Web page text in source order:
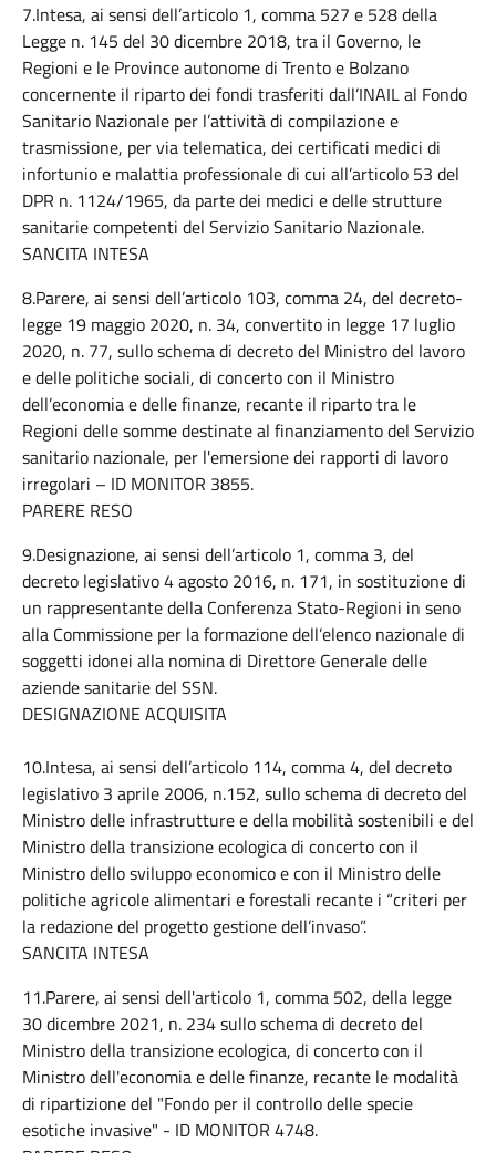
7.Intesa, ai sensi dell’articolo 1, comma 527 e 528 della
Legge n. 145 del 30 dicembre 2018, tra il Governo, le
Regioni e le Province autonome di Trento e Bolzano
concernente il riparto dei fondi trasferiti dall’INAIL al Fondo
Sanitario Nazionale per l’attività di compilazione e
trasmissione, per via telematica, dei certificati medici di
infortunio e malattia professionale di cui all’articolo 53 del
DPR n. 1124/1965, da parte dei medici e delle strutture
sanitarie competenti del Servizio Sanitario Nazionale.
SANCITA INTESA
8.Parere, ai sensi dell’articolo 103, comma 24, del decreto-
legge 19 maggio 2020, n. 34, convertito in legge 17 luglio
2020, n. 77, sullo schema di decreto del Ministro del lavoro
e delle politiche sociali, di concerto con il Ministro
dell’economia e delle finanze, recante il riparto tra le
Regioni delle somme destinate al finanziamento del Servizio
sanitario nazionale, per l'emersione dei rapporti di lavoro
irregolari – ID MONITOR 3855.
PARERE RESO
9.Designazione, ai sensi dell’articolo 1, comma 3, del
decreto legislativo 4 agosto 2016, n. 171, in sostituzione di
un rappresentante della Conferenza Stato-Regioni in seno
alla Commissione per la formazione dell’elenco nazionale di
soggetti idonei alla nomina di Direttore Generale delle
aziende sanitarie del SSN.
DESIGNAZIONE ACQUISITA
10.Intesa, ai sensi dell’articolo 114, comma 4, del decreto
legislativo 3 aprile 2006, n.152, sullo schema di decreto del
Ministro delle infrastrutture e della mobilità sostenibili e del
Ministro della transizione ecologica di concerto con il
Ministro dello sviluppo economico e con il Ministro delle
politiche agricole alimentari e forestali recante i “criteri per
la redazione del progetto gestione dell’invaso”.
SANCITA INTESA
11.Parere, ai sensi dell'articolo 1, comma 502, della legge
30 dicembre 2021, n. 234 sullo schema di decreto del
Ministro della transizione ecologica, di concerto con il
Ministro dell'economia e delle finanze, recante le modalità
di ripartizione del "Fondo per il controllo delle specie
esotiche invasive" - ID MONITOR 4748.